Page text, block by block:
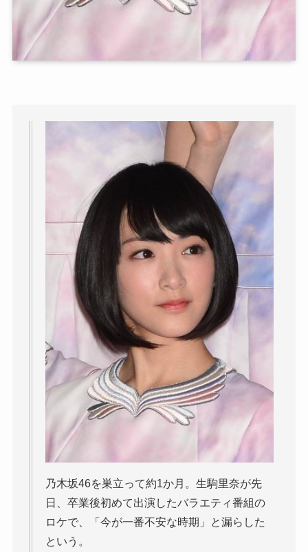
乃木坂46を巣立って約1か月。生駒里奈が先
日、卒業後初めて出演したバラエティ番組の
ロケで、「今が一番不安な時期」と漏らした
という。